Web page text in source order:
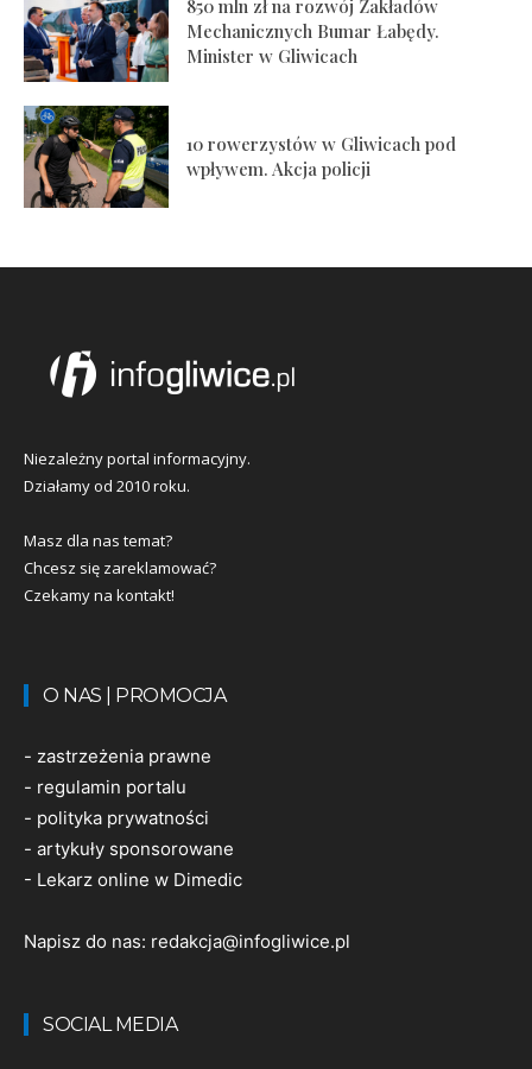
850 mln zł na rozwój Zakładów
Mechanicznych Bumar Łabędy.
Minister w Gliwicach
10 rowerzystów w Gliwicach pod
wpływem. Akcja policji
Niezależny portal informacyjny.
Działamy od 2010 roku.
Masz dla nas temat?
Chcesz się zareklamować?
Czekamy na kontakt!
O NAS | PROMOCJA
- zastrzeżenia prawne
- regulamin portalu
- polityka prywatności
- artykuły sponsorowane
- Lekarz online w Dimedic
Napisz do nas: redakcja@infogliwice.pl
SOCIAL MEDIA